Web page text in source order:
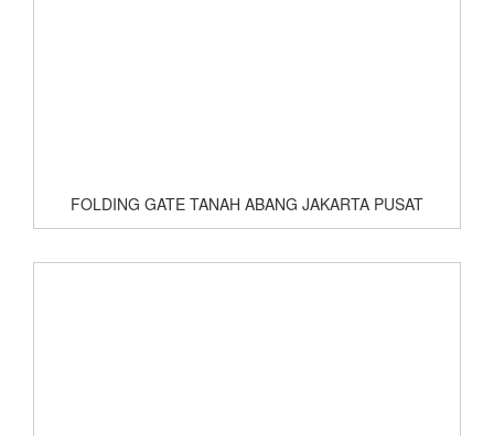
FOLDING GATE TANAH ABANG JAKARTA PUSAT